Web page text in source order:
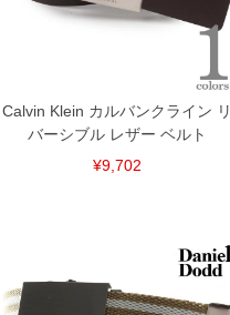
Calvin Klein カルバンクライン リ
バーシブル レザー ベルト
¥9,702